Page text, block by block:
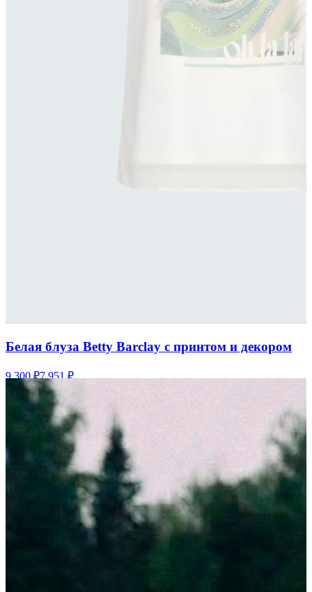
Белая блуза Betty Barclay с принтом и декором
9 300 ₽7 951 ₽